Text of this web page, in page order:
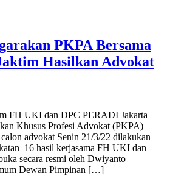
PKPA Bersama
Hasilkan Advokat
FH UKI dan DPC PERADI Jakarta
Khusus Profesi Advokat (PKPA)
advokat Senin 21/3/22 dilakukan
16 hasil kerjasama FH UKI dan
secara resmi oleh Dwiyanto
Dewan Pimpinan […]